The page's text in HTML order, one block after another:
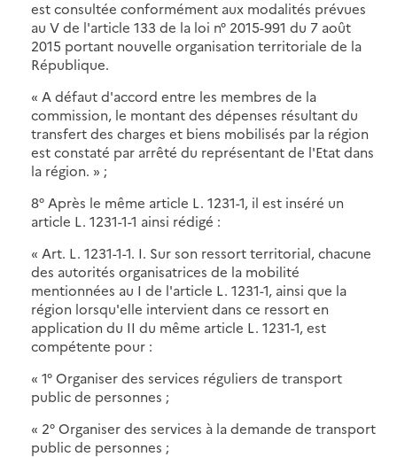
est consultée conformément aux modalités prévues
au V de l'article 133 de la loi n° 2015-991 du 7 août
2015 portant nouvelle organisation territoriale de la
République.
« A défaut d'accord entre les membres de la
commission, le montant des dépenses résultant du
transfert des charges et biens mobilisés par la région
est constaté par arrêté du représentant de l'Etat dans
la région. » ;
8° Après le même article L. 1231-1, il est inséré un
article L. 1231-1-1 ainsi rédigé :
« Art. L. 1231-1-1. I. Sur son ressort territorial, chacune
des autorités organisatrices de la mobilité
mentionnées au I de l'article L. 1231-1, ainsi que la
région lorsqu'elle intervient dans ce ressort en
application du II du même article L. 1231-1, est
compétente pour :
« 1° Organiser des services réguliers de transport
public de personnes ;
« 2° Organiser des services à la demande de transport
public de personnes ;